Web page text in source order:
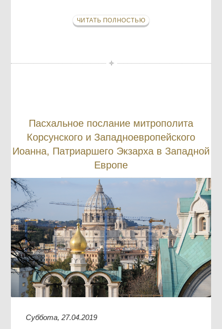
ЧИТАТЬ ПОЛНОСТЬЮ
Пасхальное послание митрополита
Корсунского и Западноевропейского
Иоанна, Патриаршего Экзарха в Западной
Европе
Суббота, 27.04.2019